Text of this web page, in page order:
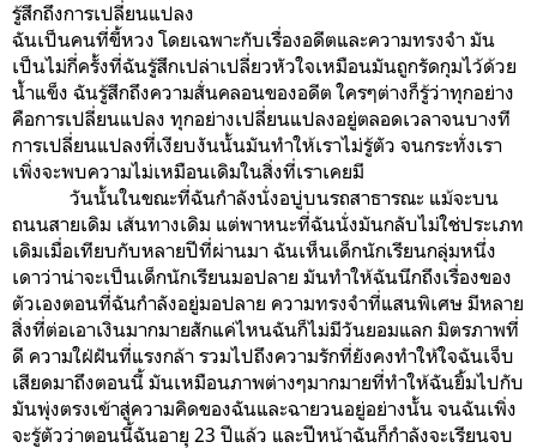
รู้สึกถึงการเปลี่ยนแปลง
ฉันเป็นคนที่ขี้หวง โดยเฉพาะกับเรื่องอดีตและความทรงจำ มัน
เป็นไม่กี่ครั้งที่ฉันรู้สึกเปล่าเปลี่ยวหัวใจเหมือนมันถูกรัดกุมไว้ด้วย
น้ำแข็ง ฉันรู้สึกถึงความสั่นคลอนของอดีต ใครๆต่างก็รู้ว่าทุกอย่าง
คือการเปลี่ยนแปลง ทุกอย่างเปลี่ยนแปลงอยู่ตลอดเวลาจนบางที
การเปลี่ยนแปลงที่เงียบงันนั้นมันทำให้เราไม่รู้ตัว จนกระทั่งเรา
เพิ่งจะพบความไม่เหมือนเดิมในสิ่งที่เราเคยมี
วันนั้นในขณะที่ฉันกำลังนั่งอบู่บนรถสาธารณะ แม้จะบน
ถนนสายเดิม เส้นทางเดิม แต่พาหนะที่ฉันนั่งมันกลับไม่ใช่ประเภท
เดิมเมื่อเทียบกับหลายปีที่ผ่านมา ฉันเห็นเด็กนักเรียนกลุ่มหนึ่ง
เดาว่าน่าจะเป็นเด็กนักเรียนมอปลาย มันทำให้ฉันนึกถึงเรื่องของ
ตัวเองตอนที่ฉันกำลังอยู่มอปลาย ความทรงจำที่แสนพิเศษ มีหลาย
สิ่งที่ต่อเอาเงินมากมายสักแค่ไหนฉันก็ไม่มีวันยอมแลก มิตรภาพที่
ดี ความใฝ่ฝันที่แรงกล้า รวมไปถึงความรักที่ยังคงทำให้ใจฉันเจ็บ
เสียดมาถึงตอนนี้ มันเหมือนภาพต่างๆมากมายที่ทำให้ฉันยิ้มไปกับ
มันพุ่งตรงเข้าสู่ความคิดของฉันและฉายวนอยู่อย่างนั้น จนฉันเพิ่ง
จะรู้ตัวว่าตอนนี้ฉันอายุ 23 ปีแล้ว และปีหน้าฉันก็กำลังจะเรียนจบ